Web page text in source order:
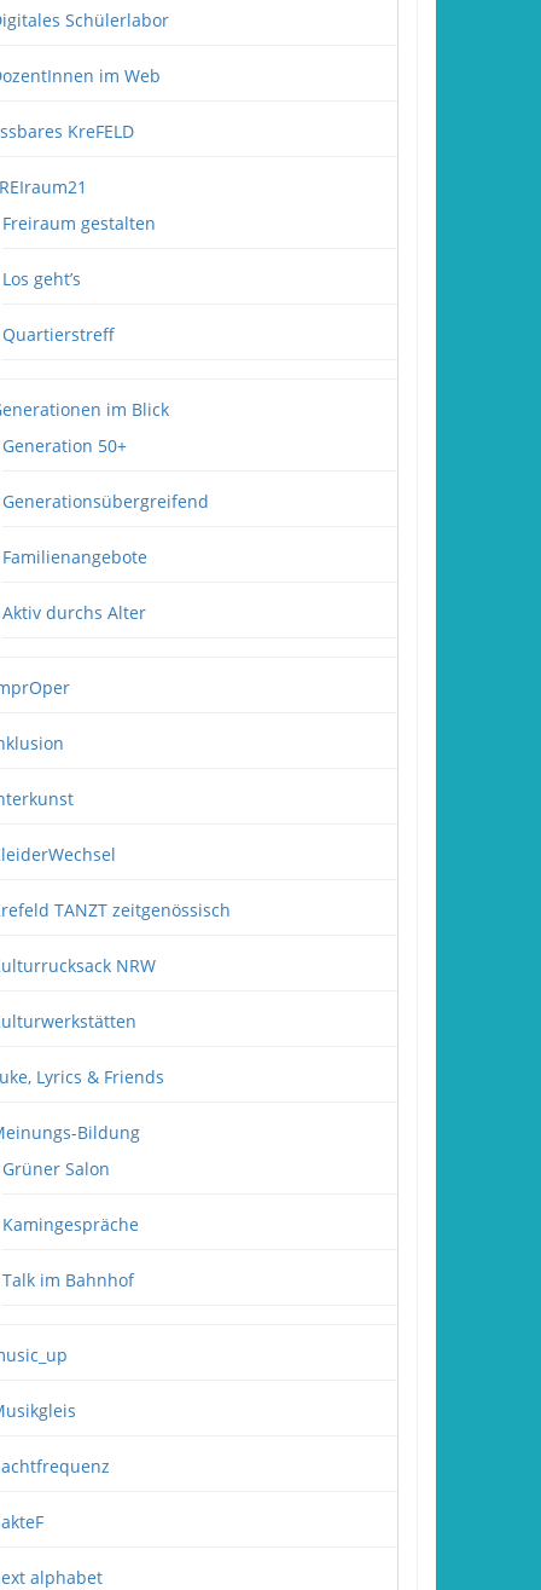
Schülerlabor
im Web
KreFELD
Freiraum gestalten
Los geht’s
Quartierstreff
im Blick
Generation 50+
Generationsübergreifend
Familienangebote
Aktiv durchs Alter
TANZT zeitgenössisch
NRW
Lyrics & Friends
Bildung
Grüner Salon
Kamingespräche
Talk im Bahnhof
alphabet